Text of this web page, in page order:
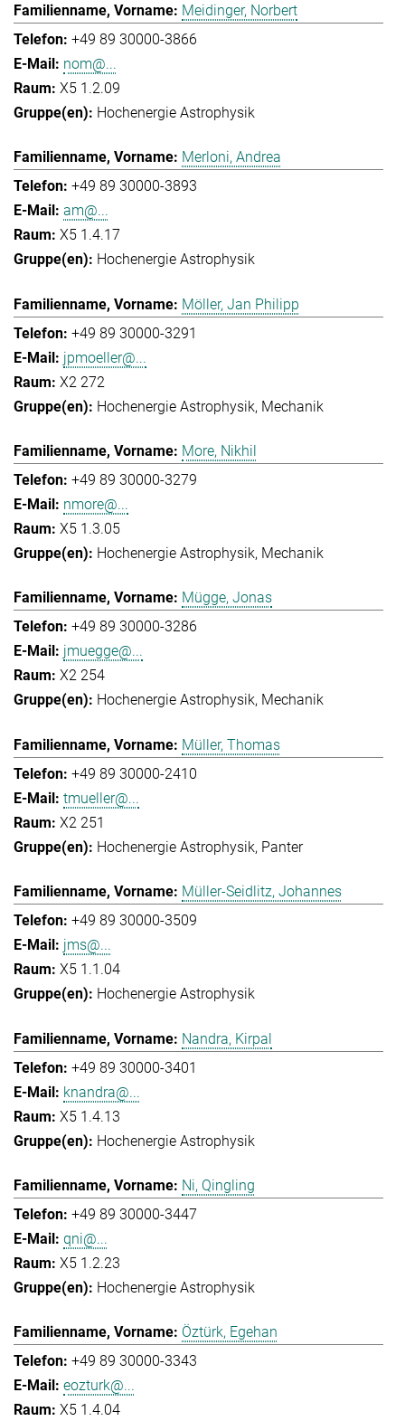
Meidinger, Norbert
+49 89 30000-3866
nom@...
X5 1.2.09
Hochenergie Astrophysik
Merloni, Andrea
+49 89 30000-3893
am@...
X5 1.4.17
Hochenergie Astrophysik
Möller, Jan Philipp
+49 89 30000-3291
jpmoeller@...
X2 272
Hochenergie Astrophysik Mechanik
More, Nikhil
+49 89 30000-3279
nmore@...
X5 1.3.05
Hochenergie Astrophysik Mechanik
Mügge, Jonas
+49 89 30000-3286
jmuegge@...
X2 254
Hochenergie Astrophysik Mechanik
Müller, Thomas
+49 89 30000-2410
tmueller@...
X2 251
Hochenergie Astrophysik Panter
Müller-Seidlitz, Johannes
+49 89 30000-3509
jms@...
X5 1.1.04
Hochenergie Astrophysik
Nandra, Kirpal
+49 89 30000-3401
knandra@...
X5 1.4.13
Hochenergie Astrophysik
Ni, Qingling
+49 89 30000-3447
qni@...
X5 1.2.23
Hochenergie Astrophysik
Öztürk, Egehan
+49 89 30000-3343
eozturk@...
X5 1.4.04